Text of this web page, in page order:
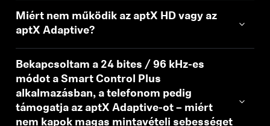
Miért nem működik az aptX HD vagy az
aptX Adaptive?
Bekapcsoltam a 24 bites / 96 kHz-es
módot a Smart Control Plus
alkalmazásban, a telefonom pedig
támogatja az aptX Adaptive-ot – miért
nem kapok magas mintavételi sebességet